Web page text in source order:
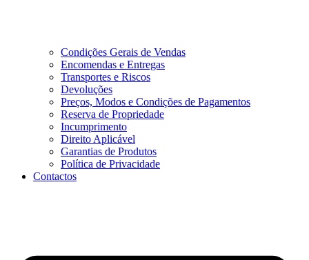
Condições Gerais de Vendas
Encomendas e Entregas
Transportes e Riscos
Devoluções
Preços, Modos e Condições de Pagamentos
Reserva de Propriedade
Incumprimento
Direito Aplicável
Garantias de Produtos
Política de Privacidade
Contactos